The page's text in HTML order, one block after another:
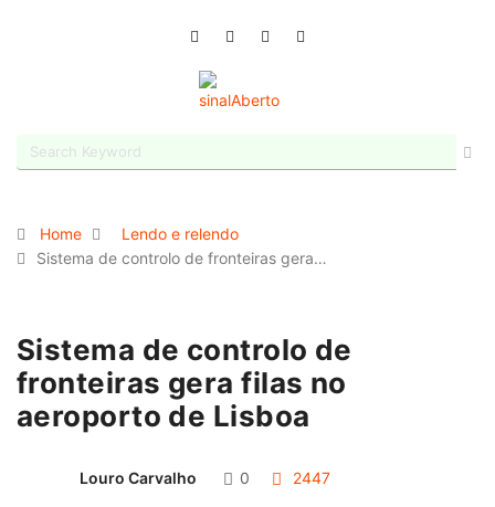
Home
Lendo e relendo
Sistema de controlo de fronteiras gera…
Sistema de controlo de
fronteiras gera filas no
aeroporto de Lisboa
Louro Carvalho 0 2447